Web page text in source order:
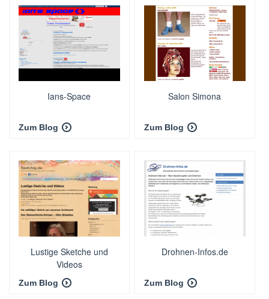
Ians-Space
Zum Blog
Salon Simona
Zum Blog
Lustige Sketche und
Videos
Zum Blog
Drohnen-Infos.de
Zum Blog